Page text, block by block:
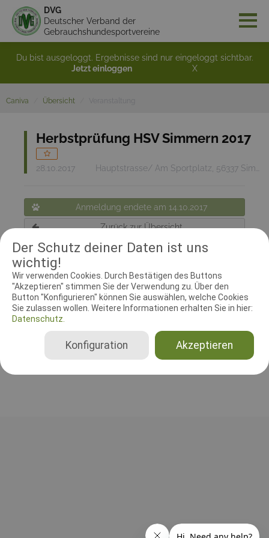
Der Schutz deiner Daten ist uns
wichtig!
Wir verwenden Cookies. Durch Bestätigen des Buttons
"Akzeptieren" stimmen Sie der Verwendung zu. Über den
Button "Konfigurieren" können Sie auswählen, welche Cookies
Sie zulassen wollen. Weitere Informationen erhalten Sie in hier:
Datenschutz.
Akzeptieren
Konfiguration
DVG
Deutscher Verband der
Gebrauchshundesportvereine
Du bist ausgeloggt. Ergebnisse sind nur eingeloggt sichtbar.
Jetzt einloggen
X
Caniva Übersicht
Herbstprüfung HSV Simmern 2017
28.10.2017 Hauptstrasse/ Am Sportplatz, 56337 Simmern
Anmeldung endete am 14.10.2017
Zurück zur Übersicht
RICHTER UND HELFER
Leistungsrichter
Deutschland